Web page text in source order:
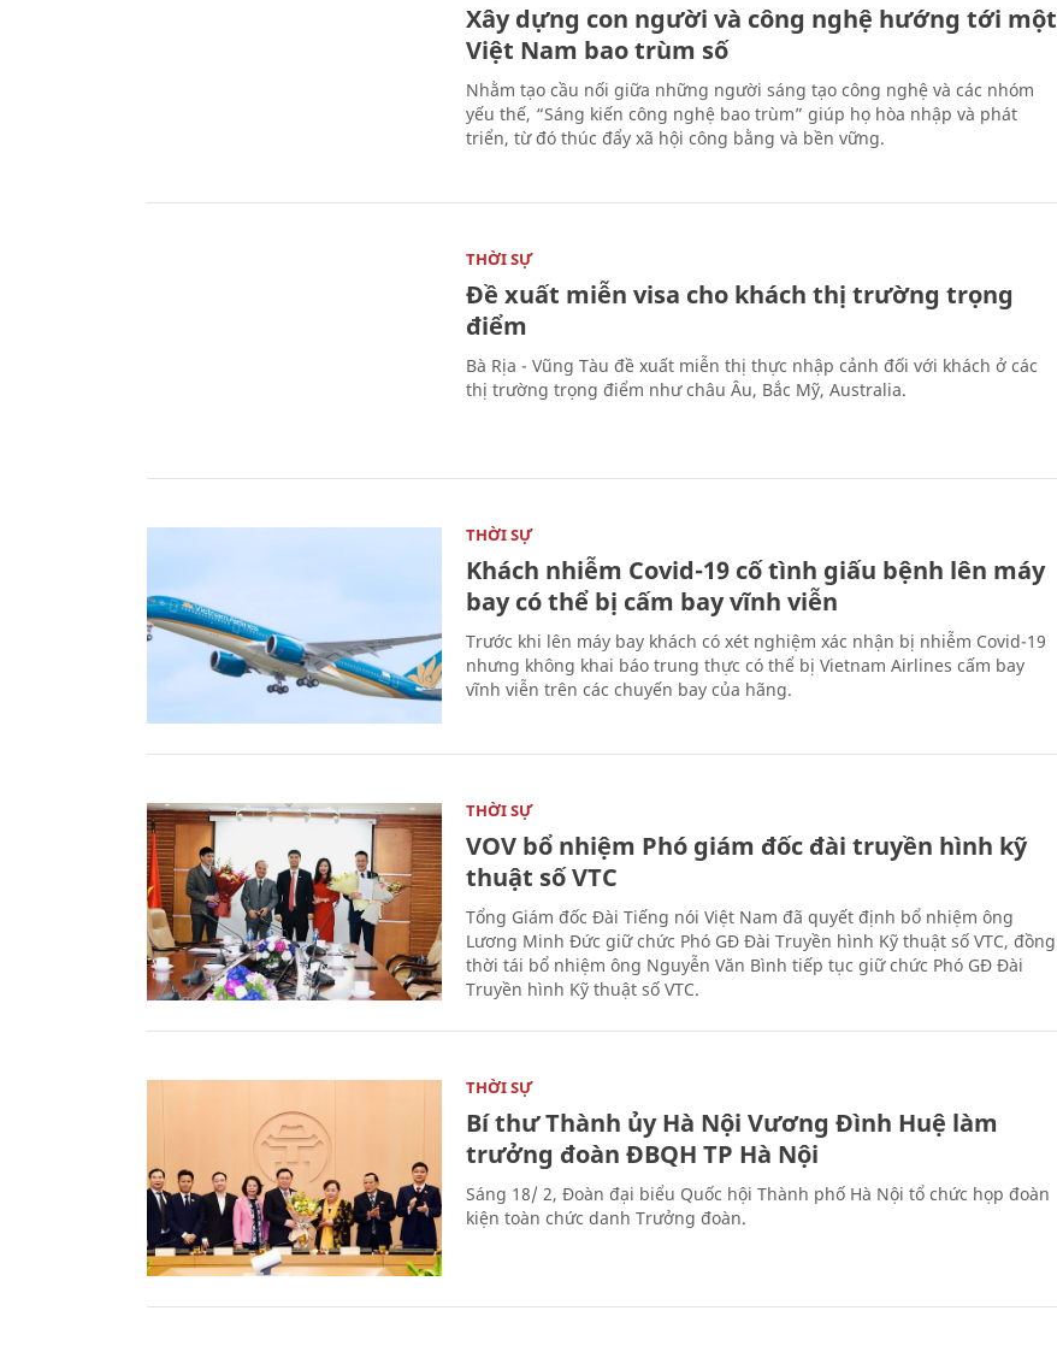
Xây dựng con người và công nghệ hướng tới một
Việt Nam bao trùm số
Nhằm tạo cầu nối giữa những người sáng tạo công nghệ và các nhóm
yếu thế, “Sáng kiến công nghệ bao trùm” giúp họ hòa nhập và phát
triển, từ đó thúc đẩy xã hội công bằng và bền vững.
THỜI SỰ
Đề xuất miễn visa cho khách thị trường trọng
điểm
Bà Rịa - Vũng Tàu đề xuất miễn thị thực nhập cảnh đối với khách ở các
thị trường trọng điểm như châu Âu, Bắc Mỹ, Australia.
THỜI SỰ
Khách nhiễm Covid-19 cố tình giấu bệnh lên máy
bay có thể bị cấm bay vĩnh viễn
Trước khi lên máy bay khách có xét nghiệm xác nhận bị nhiễm Covid-19
nhưng không khai báo trung thực có thể bị Vietnam Airlines cấm bay
vĩnh viễn trên các chuyến bay của hãng.
THỜI SỰ
VOV bổ nhiệm Phó giám đốc đài truyền hình kỹ
thuật số VTC
Tổng Giám đốc Đài Tiếng nói Việt Nam đã quyết định bổ nhiệm ông
Lương Minh Đức giữ chức Phó GĐ Đài Truyền hình Kỹ thuật số VTC, đồng
thời tái bổ nhiệm ông Nguyễn Văn Bình tiếp tục giữ chức Phó GĐ Đài
Truyền hình Kỹ thuật số VTC.
THỜI SỰ
Bí thư Thành ủy Hà Nội Vương Đình Huệ làm
trưởng đoàn ĐBQH TP Hà Nội
Sáng 18/ 2, Đoàn đại biểu Quốc hội Thành phố Hà Nội tổ chức họp đoàn
kiện toàn chức danh Trưởng đoàn.